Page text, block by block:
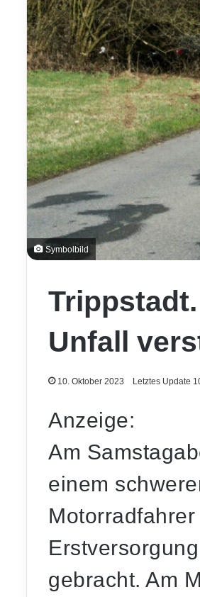
Symbolbild
Unfall
10. Oktober 2023 Letztes Update
Anzeige:
Am
einem
gebracht. Am